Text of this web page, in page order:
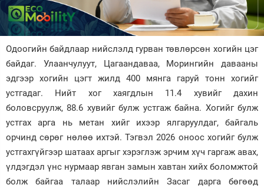
Дэлхий
Энтертайнмэнт
Зурхай
Одоогийн байдлаар нийслэлд гурван төвлөрсөн хогийн цэг
байдаг. Улаанчулуут, Цагаандаваа, Морингийн давааны
эдгээр хогийн цэгт жилд 400 мянга гаруй тонн хогийг
устгадаг. Нийт хог хаягдлын 11.4 хувийг дахин
боловсруулж, 88.6 хувийг булж устгаж байна. Хогийг булж
устгах арга нь метан хийг ихээр ялгаруулдаг, байгаль
орчинд сөрөг нөлөө ихтэй. Тэгвэл 2026 оноос хогийг булж
устгахгүйгээр шатаах аргыг хэрэглэж эрчим хүч гаргаж авах,
үлдэгдэл үнс нурмаар явган замын хавтан хийх боломжтой
болж байгаа талаар нийслэлийн Засаг дарга бөгөөд